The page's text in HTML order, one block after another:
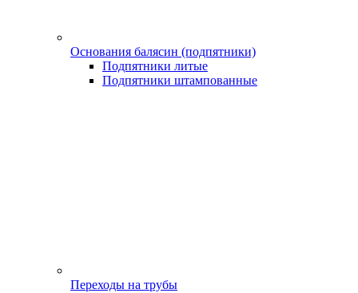
Основания балясин (подпятники)
Подпятники литые
Подпятники штампованные
Переходы на трубы